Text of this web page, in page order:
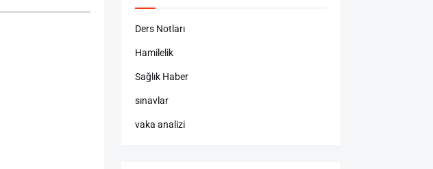
Ders Notları
Hamilelik
Sağlık Haber
sınavlar
vaka analizi